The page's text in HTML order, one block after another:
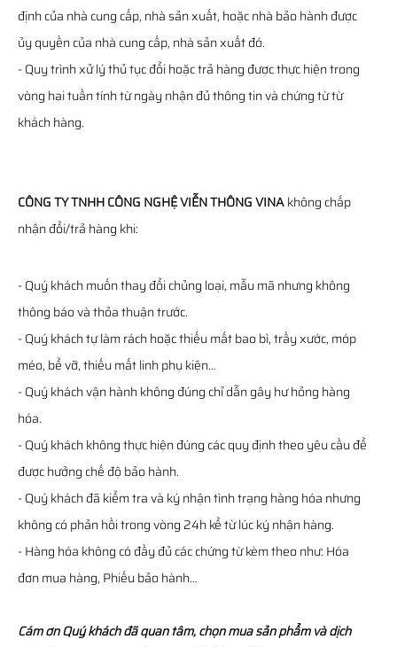
định của nhà cung cấp, nhà sản xuất, hoặc nhà bảo hành được
ủy quyền của nhà cung cấp, nhà sản xuất đó.
- Quy trình xử lý thủ tục đổi hoặc trả hàng được thực hiện trong
vòng hai tuần tính từ ngày nhận đủ thông tin và chứng từ từ
khách hàng.
CÔNG TY TNHH CÔNG NGHỆ VIỄN THÔNG VINAkhông chấp
nhận đổi/trả hàng khi:
- Quý khách muốn thay đổi chủng loại, mẫu mã nhưng không
thông báo và thỏa thuận trước.
- Quý khách tự làm rách hoặc thiếu mất bao bì, trầy xước, móp
méo, bể vỡ, thiếu mất linh phụ kiện…
- Quý khách vận hành không đúng chỉ dẫn gây hư hỏng hàng
hóa.
- Quý khách không thực hiện đúng các quy định theo yêu cầu để
được hưởng chế độ bảo hành.
- Quý khách đã kiểm tra và ký nhận tình trạng hàng hóa nhưng
không có phản hồi trong vòng 24h kể từ lúc ký nhận hàng.
- Hàng hóa không có đầy đủ các chứng từ kèm theo như: Hóa
đơn mua hàng, Phiếu bảo hành…
Cám ơn Quý khách đã quan tâm, chọn mua sản phẩm và dịch